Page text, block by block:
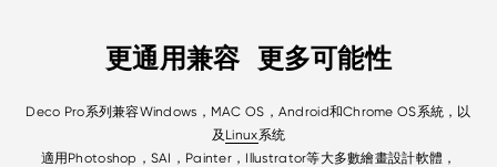
更通用兼容 更多可能性
Deco Pro系列兼容Windows，MAC OS，Android和Chrome OS系統，以
及 Linux系统
適用Photoshop，SAI，Painter，Illustrator等大多數繪畫設計軟體，